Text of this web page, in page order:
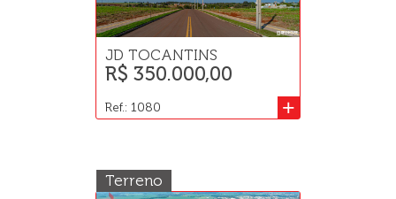
JD TOCANTINS
R$ 350.000,00
+
Ref.: 1080
Terreno